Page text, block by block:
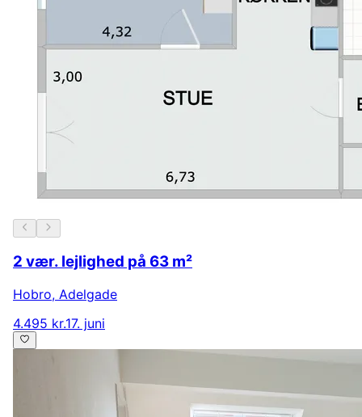
2 vær. lejlighed på 63 m²
Hobro, Adelgade
4.495 kr.17. juni